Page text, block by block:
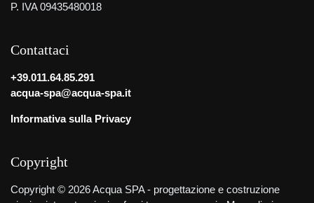
P. IVA 09435480018
Contattaci
+39.011.64.85.291
acqua-spa@acqua-spa.it
Informativa sulla Privacy
Copyright
Copyright © 2026 Acqua SPA - progettazione e costruzione